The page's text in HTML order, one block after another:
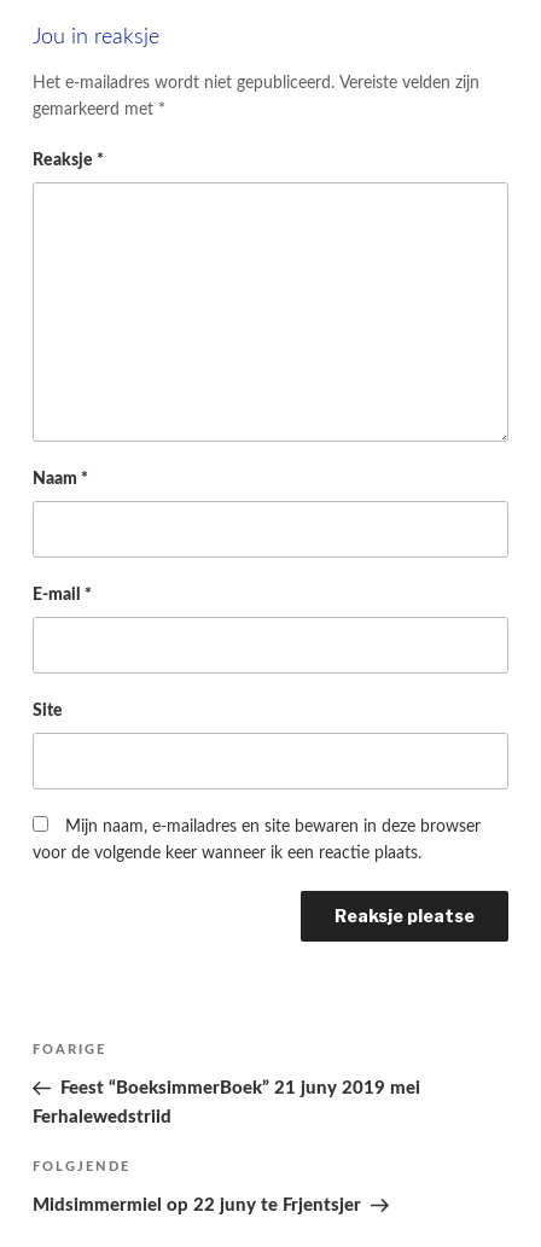
Jou in reaksje
Het e-mailadres wordt niet gepubliceerd. Vereiste velden zijn
gemarkeerd met *
Reaksje *
Naam *
E-mail *
Site
Mijn naam, e-mailadres en site bewaren in deze browser
voor de volgende keer wanneer ik een reactie plaats.
Berichtnavigatie
Folgjende
pagina
FOARIGE
Feest “BoeksimmerBoek” 21 juny 2019 mei
Ferhalewedstriid
Folgjend
berjocht
FOLGJENDE
Midsimmermiel op 22 juny te Frjentsjer